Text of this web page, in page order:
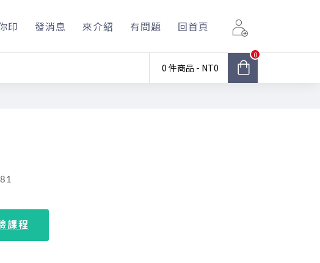
印 發消息 來介紹 有問題 回首頁
0 件商品 - NT0
0
課程